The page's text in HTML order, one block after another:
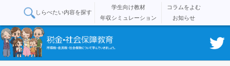
しらべたい内容を探す
学生向け教材
コラムをよむ
年収シミュレーション
お知らせ